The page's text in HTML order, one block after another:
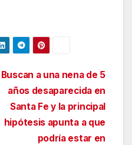
Buscan a una nena de 5
años desaparecida en
Santa Fe y la principal
hipótesis apunta a que
podría estar en